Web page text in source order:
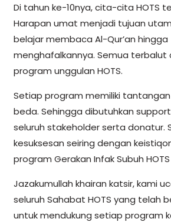
Di tahun ke-10nya, cita-cita HOTS
Harapan umat menjadi tujuan
belajar membaca Al-Qur’an hingga
menghafalkannya. Semua
program unggulan HOTS.
Setiap program memiliki
beda. Sehingga dibutuhkan
seluruh stakeholder serta donatur.
kesuksesan seiring dengan
program Gerakan Infak Subuh HOTS
Jazakumullah khairan katsir, kami
seluruh Sahabat HOTS yang telah
untuk mendukung setiap program